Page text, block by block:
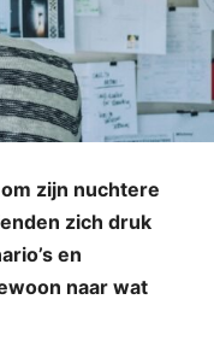
zijn nuchtere
zich druk
en
naar wat